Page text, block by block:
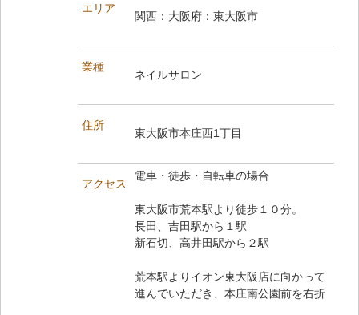
エリア
関西：大阪府：東大阪市
業種
ネイルサロン
住所
東大阪市本庄西1丁目
アクセス
電車・徒歩・自転車の場合
東大阪市荒本駅より徒歩１０分。
長田、吉田駅から１駅
新石切、高井田駅から２駅
荒本駅よりイオン東大阪店に向かって
進んでいただき、本庄南公園前を右折